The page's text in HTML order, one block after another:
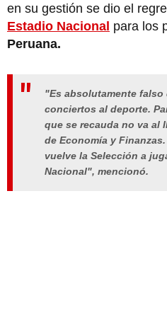
en su gestión se dio el
Estadio Nacional para los
Peruana.
"Es absolutamente falso
conciertos al deporte.
que se recauda no va al
de Economía y
vuelve la Selección a
Nacional", mencionó.